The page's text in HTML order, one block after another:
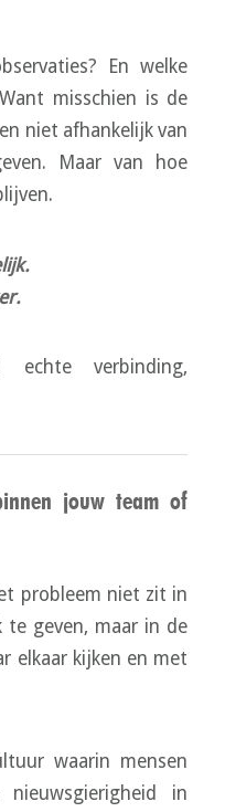
En welke
misschien is de
niet afhankelijk van
Maar van hoe
verbinding,
jouw team of
probleem niet zit in
te geven, maar in de
elkaar kijken en met
waarin mensen
nieuwsgierigheid in